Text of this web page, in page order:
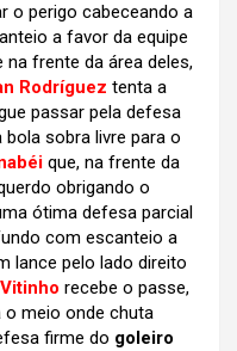
o perigo cabeceando a
a favor da equipe
frente da área deles,
Rodríguez tenta a
passar pela defesa
sobra livre para o
que, na frente da
obrigando o
ótima defesa parcial
com escanteio a
lance pelo lado direito
recebe o passe,
o meio onde chuta
firme do goleiro